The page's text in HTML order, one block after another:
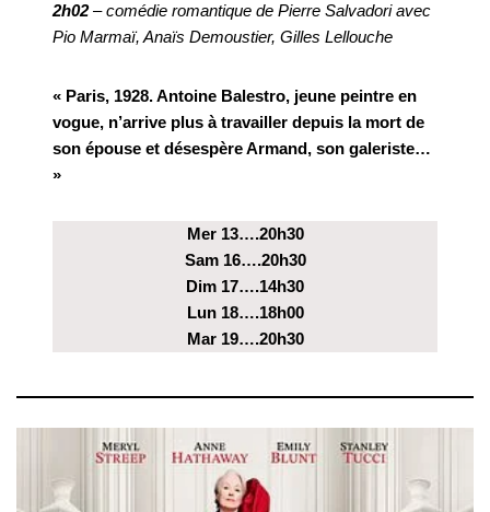
2h02– comédie romantique de Pierre Salvadori avec
Pio Marmaï, Anaïs Demoustier, Gilles Lellouche
« Paris, 1928. Antoine Balestro, jeune peintre en
vogue, n’arrive plus à travailler depuis la mort de
son épouse et désespère Armand, son galeriste…
»
Mer 13….20h30
Sam 16….20h30
Dim 17….14h30
Lun 18….18h00
Mar 19….20h30